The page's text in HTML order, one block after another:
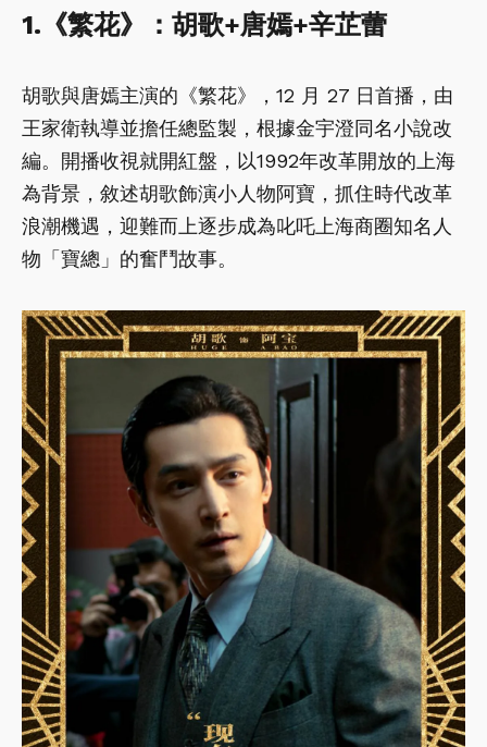
1.《繁花》：胡歌+唐嫣+辛芷蕾
胡歌與唐嫣主演的《繁花》，12 月 27 日首播，由
王家衛執導並擔任總監製，根據金宇澄同名小說改
編。開播收視就開紅盤，以1992年改革開放的上海
為背景，敘述胡歌飾演小人物阿寶，抓住時代改革
浪潮機遇，迎難而上逐步成為叱吒上海商圈知名人
物「寶總」的奮鬥故事。